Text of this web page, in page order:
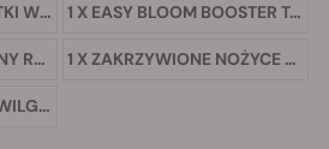
1 X EASY GROW TABLETKI WSPOMAGAJĄCE WZROST 1 X EASY BLOOM BOOSTER TABLET
3 X DONICZKA Z TKANINY RQS 1 X ZAKRZYWIONE NOŻYCE DO PRZYCINANIA ROŚLIN
1 X ZESTAW KONTROLI WILGOTNOŚCI